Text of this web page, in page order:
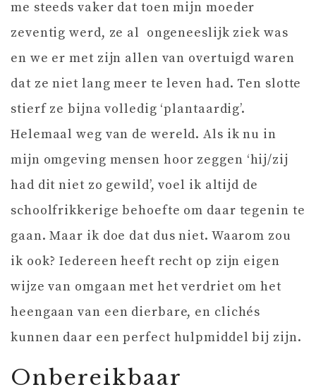
me steeds vaker dat toen mijn moeder
zeventig werd, ze al ongeneeslijk ziek was
en we er met zijn allen van overtuigd waren
dat ze niet lang meer te leven had. Ten slotte
stierf ze bijna volledig ‘plantaardig’.
Helemaal weg van de wereld. Als ik nu in
mijn omgeving mensen hoor zeggen ‘hij/zij
had dit niet zo gewild’, voel ik altijd de
schoolfrikkerige behoefte om daar tegenin te
gaan. Maar ik doe dat dus niet. Waarom zou
ik ook? Iedereen heeft recht op zijn eigen
wijze van omgaan met het verdriet om het
heengaan van een dierbare, en clichés
kunnen daar een perfect hulpmiddel bij zijn.
Onbereikbaar